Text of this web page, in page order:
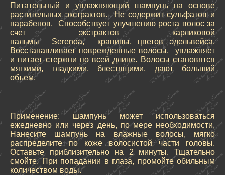
Питательный и увлажняющий шампунь на основе
растительных экстрактов. Не содержит сульфатов и
парабенов. Способствует улучшению роста волос за
счет экстрактов карликовой
пальмы Serenoa, крапивы, цветов эдельвейса.
Восстанавливает поврежденные волосы, увлажняет
и питает стержни по всей длине. Волосы становятся
мягкими, гладкими, блестящими, дают больший
объем.
Применение: шампунь может использоваться
ежедневно или через день, по мере необходимости.
Нанесите шампунь на влажные волосы, мягко
распределите по коже волосистой части головы.
Оставьте приблизительно на 2 минуты. Тщательно
смойте. При попадании в глаза, промойте обильным
количеством воды.